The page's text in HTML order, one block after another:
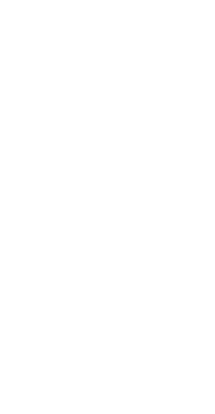
F503 Soymilk Cooking